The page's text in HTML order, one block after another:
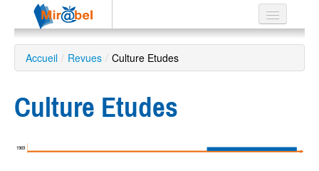
Le réseau
Soutien
Listes
Accueil / Revues / Culture Etudes
Culture Etudes
1969